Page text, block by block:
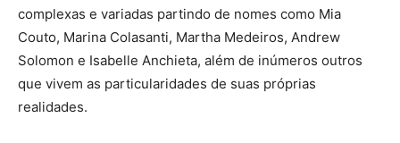
complexas e variadas partindo de nomes como Mia
Couto, Marina Colasanti, Martha Medeiros, Andrew
Solomon e Isabelle Anchieta, além de inúmeros outros
que vivem as particularidades de suas próprias
realidades.